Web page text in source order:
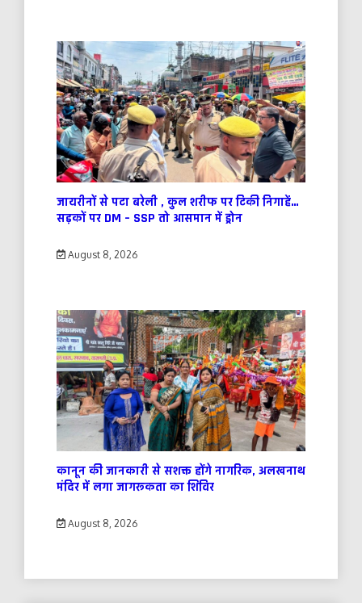
जायरीनों से पटा बरेली , कुल शरीफ पर टिकी निगाहें…
सड़कों पर DM – SSP तो आसमान में ड्रोन
August 8, 2026
कानून की जानकारी से सशक्त होंगे नागरिक, अलखनाथ
मंदिर में लगा जागरूकता का शिविर
August 8, 2026